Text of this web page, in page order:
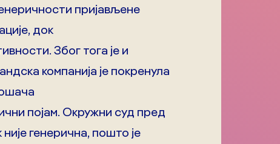
пријављене
док
Због тога је и
компанија је покренула
појам. Окружни суд пред
генерична, пошто је